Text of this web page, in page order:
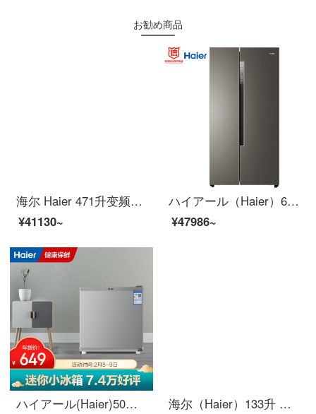
お勧め商品
海尔 Haier 471升变频风冷无霜干湿分储T型十字对开门双开门冰箱 外取水 Water cooler 系列 BCD-471WDEA
¥41130~
ハイアール（Haier）630リットルダブル周波数変换风冷无霜知能対开门双开门冷蔵库乾湿分贮大容量冷蔵换温BD-630 WD PGU 1
¥47986~
ハイアール(Haier)50リットルの単門冷蔵庫HIPS高光環保内胆BC-50 ES
海尔（Haier）133升 小型两门冰箱双门 精巧占地小 实惠更实用 BCD-133ES